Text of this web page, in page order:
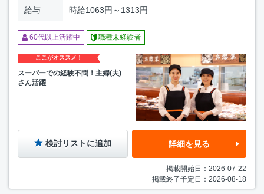
給与 時給1063円～1313円
60代以上活躍中 職種未経験者
ここがオススメ！
スーパーでの経験不問！主婦(夫)
さん活躍
検討リストに追加 詳細を見る
掲載開始日：2026-07-22
掲載終了予定日：2026-08-18